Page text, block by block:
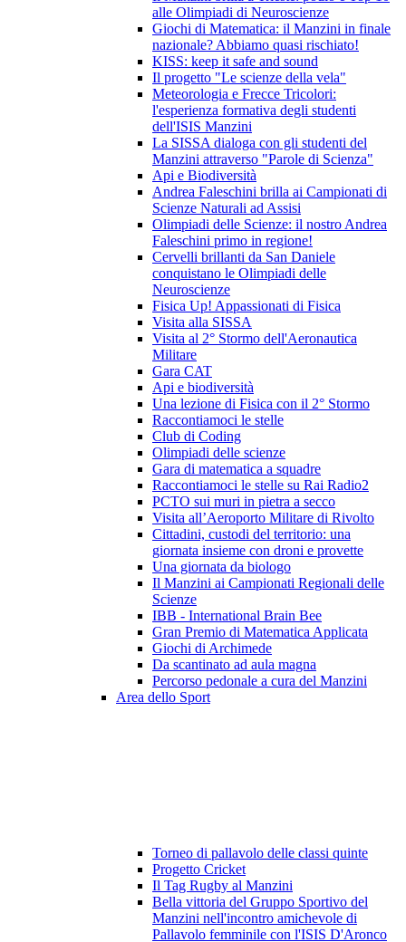
alle Olimpiadi di Neuroscienze
Giochi di Matematica: il Manzini in finale
nazionale? Abbiamo quasi rischiato!
KISS: keep it safe and sound
Il progetto "Le scienze della vela"
Meteorologia e Frecce Tricolori:
l'esperienza formativa degli studenti
dell'ISIS Manzini
La SISSA dialoga con gli studenti del
Manzini attraverso "Parole di Scienza"
Api e Biodiversità
Andrea Faleschini brilla ai Campionati di
Scienze Naturali ad Assisi
Olimpiadi delle Scienze: il nostro Andrea
Faleschini primo in regione!
Cervelli brillanti da San Daniele
conquistano le Olimpiadi delle
Neuroscienze
Fisica Up! Appassionati di Fisica
Visita alla SISSA
Visita al 2° Stormo dell'Aeronautica
Militare
Gara CAT
Api e biodiversità
Una lezione di Fisica con il 2° Stormo
Raccontiamoci le stelle
Club di Coding
Olimpiadi delle scienze
Gara di matematica a squadre
Raccontiamoci le stelle su Rai Radio2
PCTO sui muri in pietra a secco
Visita all’Aeroporto Militare di Rivolto
Cittadini, custodi del territorio: una
giornata insieme con droni e provette
Una giornata da biologo
Il Manzini ai Campionati Regionali delle
Scienze
IBB - International Brain Bee
Gran Premio di Matematica Applicata
Giochi di Archimede
Da scantinato ad aula magna
Percorso pedonale a cura del Manzini
Area dello Sport
Torneo di pallavolo delle classi quinte
Progetto Cricket
Il Tag Rugby al Manzini
Bella vittoria del Gruppo Sportivo del
Manzini nell'incontro amichevole di
Pallavolo femminile con l'ISIS D'Aronco